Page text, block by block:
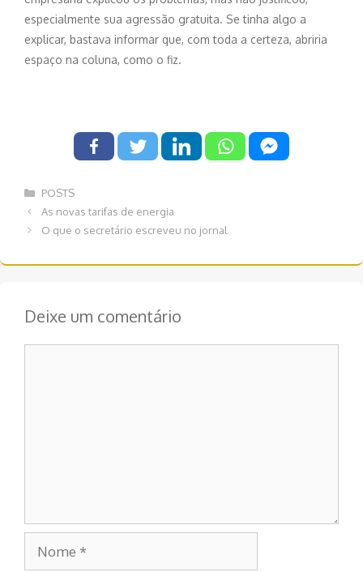
especialmente sua agressão gratuita. Se tinha algo a
explicar, bastava informar que, com toda a certeza, abriria
espaço na coluna, como o fiz.
Categorias
POSTS
Navegação
As novas tarifas de energia
O que o secretário escreveu no jornal
Deixe um comentário